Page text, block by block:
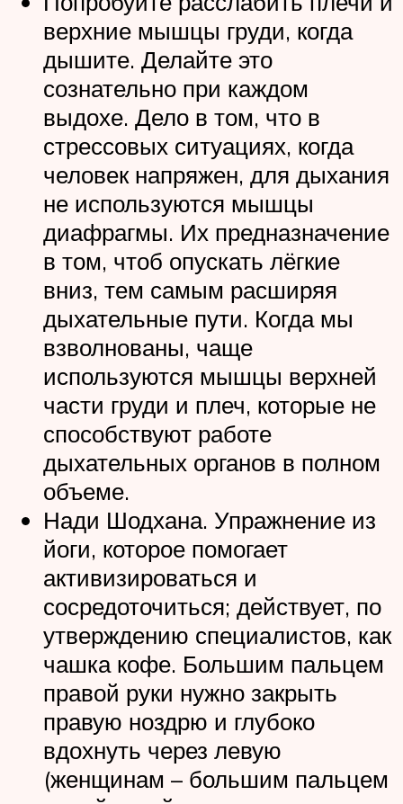
верхние мышцы груди, когда
дышите. Делайте это
сознательно при каждом
выдохе. Дело в том, что в
стрессовых ситуациях, когда
человек напряжен, для дыхания
не используются мышцы
диафрагмы. Их предназначение
в том, чтоб опускать лёгкие
вниз, тем самым расширяя
дыхательные пути. Когда мы
взволнованы, чаще
используются мышцы верхней
части груди и плеч, которые не
способствуют работе
дыхательных органов в полном
объеме.
Нади Шодхана. Упражнение из
йоги, которое помогает
активизироваться и
сосредоточиться; действует, по
утверждению специалистов, как
чашка кофе. Большим пальцем
правой руки нужно закрыть
правую ноздрю и глубоко
вдохнуть через левую
(женщинам – большим пальцем